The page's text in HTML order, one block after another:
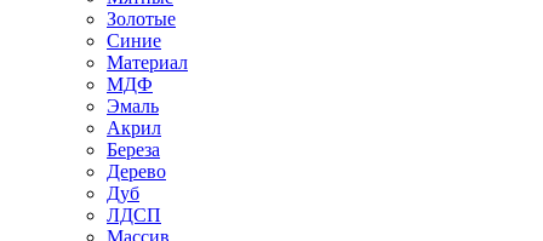
Золотые
Синие
Материал
МДФ
Эмаль
Акрил
Береза
Дерево
Дуб
ЛДСП
Массив